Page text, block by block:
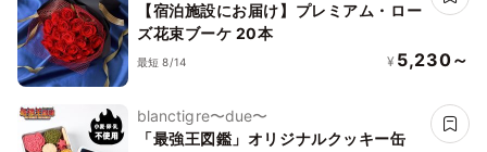
【宿泊施設にお届け】プレミアム・ロー
ズ花束ブーケ 20本
最短 8/14 ¥ 5,230～
blanctigre〜due〜
「最強王図鑑」オリジナルクッキー缶